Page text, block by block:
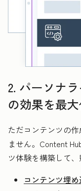
2. パーソナ
の効果を最
ただコンテンツの
ません。Content
ツ体験を構築して
コンテンツ埋